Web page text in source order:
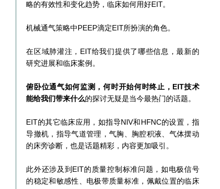
略的有效性和变化趋势，临床如何用好EIT。
机械通气策略中PEEP滴定EIT所扮演的角色。
在区域肺灌注，EIT给我们提供了哪些信息，最新的
研究进展和临床案例。
俯卧位通气如何监测，何时开始何时终止，EIT技术
能给我们带来什么的探讨无疑是当今最热门的话题。
EIT的其它临床应用，如指导NIV和HFNC的设置，指
导撤机，指导气道管理，气胸、胸腔积液、气体摆动
的床旁诊断，也是话题精彩，内容更加吸引。
此外还涉及到EIT的质量控制标准问题，如电极信号
的稳定和敏感性、电极带质量标准，佩戴位置的临床